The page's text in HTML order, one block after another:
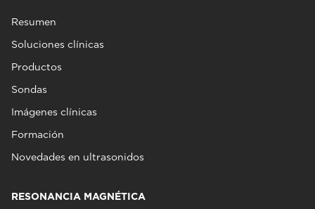
Resumen
Soluciones clínicas
Productos
Sondas
Imágenes clínicas
Formación
Novedades en ultrasonidos
RESONANCIA MAGNÉTICA